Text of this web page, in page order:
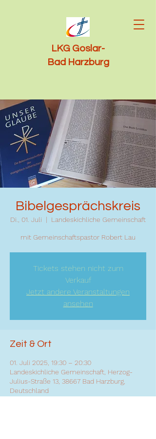
LKG Goslar-
Bad Harzburg
Bibelgesprächskreis
Di., 01. Juli
  |
Landeskichliche Gemeinschaft
mit Gemeinschaftspastor Robert Lau
Tickets stehen nicht zum
Verkauf
Jetzt andere Veranstaltungen
ansehen
Zeit & Ort
01. Juli 2025, 19:30 – 20:30
Landeskichliche Gemeinschaft, Herzog-
Julius-Straße 13, 38667 Bad Harzburg,
Deutschland